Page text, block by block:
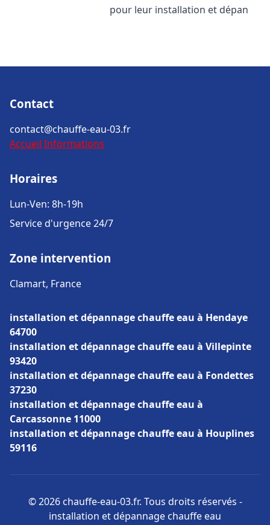
pour leur installation et dépan
Contact
contact@chauffe-eau-03.fr
Accueil Informations
Horaires
Lun-Ven: 8h-19h
Service d'urgence 24/7
Zone intervention
Clamart, France
installation et dépannage chauffe eau à Hendaye
64700
installation et dépannage chauffe eau à Villepinte
93420
installation et dépannage chauffe eau à Fondettes
37230
installation et dépannage chauffe eau à
Carcassonne 11000
installation et dépannage chauffe eau à Houplines
59116
© 2026 chauffe-eau-03.fr. Tous droits réservés -
installation et dépannage chauffe eau